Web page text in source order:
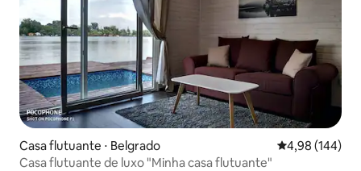
Casa flutuante ⋅ Belgrado 4,98 de uma
4,98 (144)
Casa flutuante de luxo "Minha casa flutuante"